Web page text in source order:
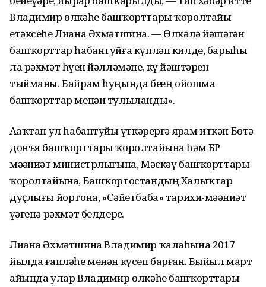
Владимир өлкәһе башҡорттары ҡоролтайы
етәксеһе Лиана Әхмәтшина. — Өлкәлә йәшәгән
башҡорттар һабантуйға күпләп килде, барыһы
ла рәхмәт һүҙен йәлләмәне, күҙ йәштәрен
тыйманы. Байрам һуңында беҙҙең ойошма
башҡорттар менән тулыланды».
Аҙаҡтан ул һабантуйҙы үткәрергә ярҙам иткән Бөтә
донъя башҡорттары ҡоролтайына һәм БР
мәҙәниәт министрлығына, Мәскәү башҡорттары
ҡоролтайына, Башҡортостандың Халыҡтар
дуҫлығы йортона, «Сәйетбаба» тарихи-мәҙәниәт
үҙәгенә рәхмәт белдерҙе.
Лиана Әхмәтшина Владимир ҡалаһына 2017
йылда ғаиләһе менән күсеп барған. Быйыл март
айында улар Владимир өлкәһе башҡорттары